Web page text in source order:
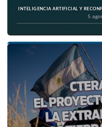
INTELIGENCIA ARTIFICIAL Y
5